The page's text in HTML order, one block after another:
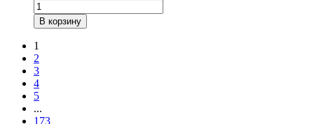
В корзину
1
2
3
4
5
...
173